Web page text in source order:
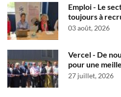
Emploi - Le
toujours à
03 août, 2026
Vercel - De
pour une
27 juillet, 2026